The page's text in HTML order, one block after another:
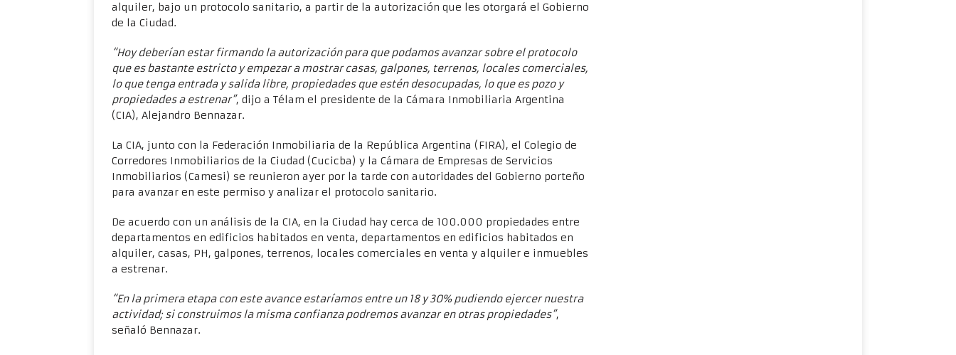
alquiler, bajo un protocolo sanitario, a partir de la autorización que les otorgará el Gobierno
de la Ciudad.
“Hoy deberían estar firmando la autorización para que podamos avanzar sobre el protocolo
que es bastante estricto y empezar a mostrar casas, galpones, terrenos, locales comerciales,
lo que tenga entrada y salida libre, propiedades que estén desocupadas, lo que es pozo y
propiedades a estrenar”, dijo a Télam el presidente de la Cámara Inmobiliaria Argentina
(CIA), Alejandro Bennazar.
La CIA, junto con la Federación Inmobiliaria de la República Argentina (FIRA), el Colegio de
Corredores Inmobiliarios de la Ciudad (Cucicba) y la Cámara de Empresas de Servicios
Inmobiliarios (Camesi) se reunieron ayer por la tarde con autoridades del Gobierno porteño
para avanzar en este permiso y analizar el protocolo sanitario.
De acuerdo con un análisis de la CIA, en la Ciudad hay cerca de 100.000 propiedades entre
departamentos en edificios habitados en venta, departamentos en edificios habitados en
alquiler, casas, PH, galpones, terrenos, locales comerciales en venta y alquiler e inmuebles
a estrenar.
“En la primera etapa con este avance estaríamos entre un 18 y 30% pudiendo ejercer nuestra
actividad; si construimos la misma confianza podremos avanzar en otras propiedades”,
señaló Bennazar.